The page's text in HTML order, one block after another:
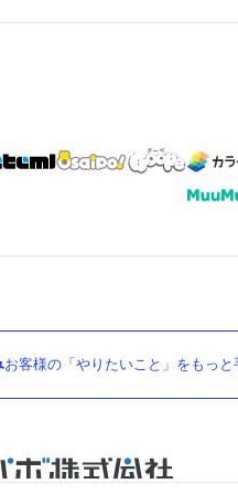
お客様の「やりたいこと」をもっ